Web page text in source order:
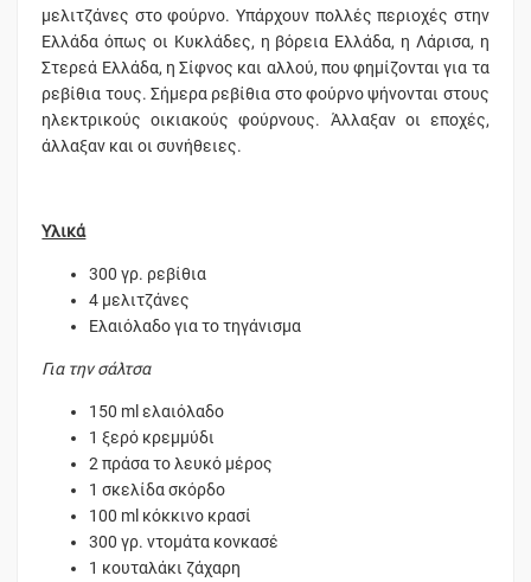
μελιτζάνες στο φούρνο. Υπάρχουν πολλές περιοχές στην
Ελλάδα όπως οι Κυκλάδες, η βόρεια Ελλάδα, η Λάρισα, η
Στερεά Ελλάδα, η Σίφνος και αλλού, που φημίζονται για τα
ρεβίθια τους. Σήμερα ρεβίθια στο φούρνο ψήνονται στους
ηλεκτρικούς οικιακούς φούρνους. Άλλαξαν οι εποχές,
άλλαξαν και οι συνήθειες.
Υλικά
300 γρ. ρεβίθια
4 μελιτζάνες
Ελαιόλαδο για το τηγάνισμα
Για την σάλτσα
150 ml ελαιόλαδο
1 ξερό κρεμμύδι
2 πράσα το λευκό μέρος
1 σκελίδα σκόρδο
100 ml κόκκινο κρασί
300 γρ. ντομάτα κονκασέ
1 κουταλάκι ζάχαρη